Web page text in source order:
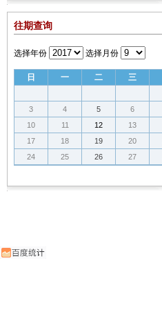
往期查询
选择年份 选择月份
日 一 二 三
3
4 5 6
10
11 12 13
17
18 19 20
24
25 26 27